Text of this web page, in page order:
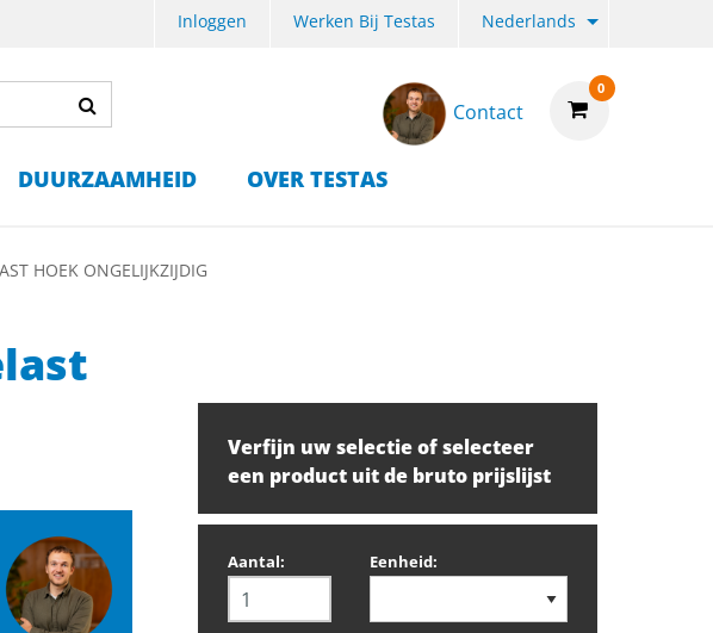
Inloggen Werken Bij Testas Nederlands
0
Contact
DUURZAAMHEID OVER TESTAS
HOEK ONGELIJKZIJDIG
Verfijn uw selectie of selecteer
een product uit de bruto prijslijst
Aantal: Eenheid: